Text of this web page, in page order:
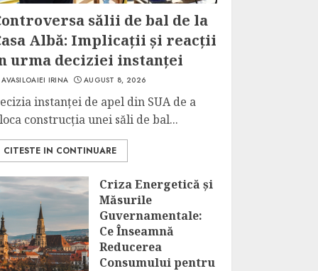
sălii de bal de la
Albă: Implicații și reacții
urma deciziei instanței
AVASILOAIEI IRINA AUGUST 8, 2026
instanței de apel din SUA de a
construcția unei săli de bal...
CITESTE IN CONTINUARE
Criza Energetică și
Măsurile
Guvernamentale:
Ce Înseamnă
Reducerea
Consumului pentru